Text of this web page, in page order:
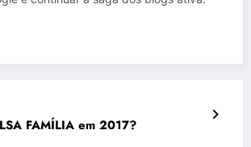
FAMÍLIA em 2017?